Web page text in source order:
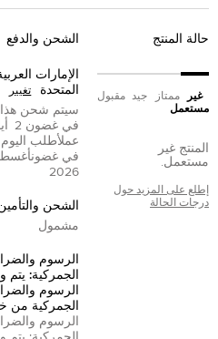
حالة المنتج
غير
مستعمل
ممتاز جيد مقبول
المنتج غير
مستعمل.
إطلع على المزيد حول
درجات الحالة
الشحن والدفع
الإمارات
المتحدة
تغيير
سيتم شحن هذا
في غضون 2
عملأطلب
في غضون
2026
الشحن
مشمول
الرسوم
الجمركية: يتم
الرسوم
الجمركية من
الرسوم